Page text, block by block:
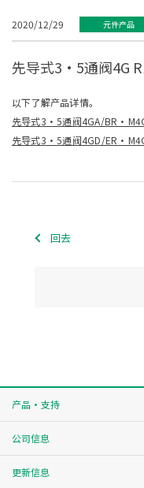
2020/12/29 元件产品
先导式3・5通阀4G
以下了解产品详情。
先导式3・5通阀4GA/BR・
先导式3・5通阀4GD/ER・
回去
产品・支持
公司信息
更新信息